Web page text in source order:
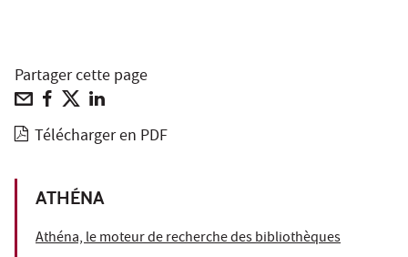
Partager cette page
Télécharger en PDF
ATHÉNA
Athéna, le moteur de recherche des bibliothèques